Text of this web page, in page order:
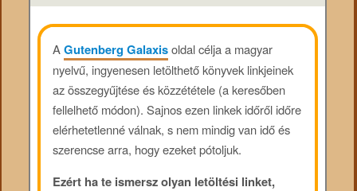
AGutenberg Galaxisoldal célja a magyar
nyelvű, ingyenesen letölthető könyvek linkjeinek
az összegyűjtése és közzététele (a keresőben
fellelhető módon). Sajnos ezen linkek időről időre
elérhetetlenné válnak, s nem mindig van idő és
szerencse arra, hogy ezeket pótoljuk.
Ezért ha te ismersz olyan letöltési linket,